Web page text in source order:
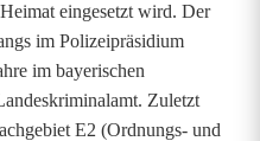
eingesetzt wird. Der
im Polizeipräsidium
im bayerischen
Zuletzt
E2 (Ordnungs- und